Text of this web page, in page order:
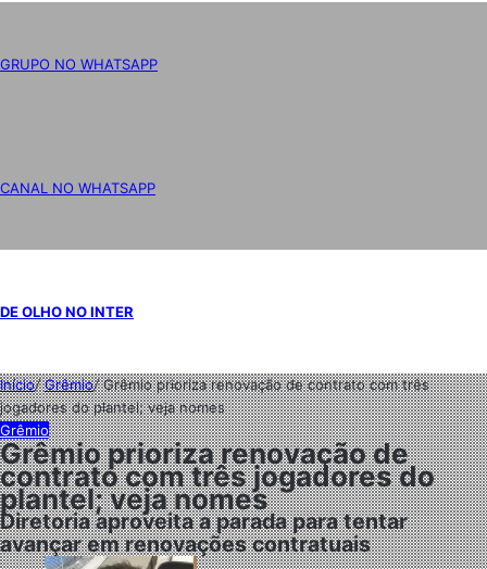
GRUPO NO WHATSAPP
CANAL NO WHATSAPP
DE OLHO NO INTER
Início/Grêmio/Grêmio prioriza renovação de contrato com três
jogadores do plantel; veja nomes
Grêmio
Grêmio prioriza renovação de
contrato com três jogadores do
plantel; veja nomes
Diretoria aproveita a parada para tentar
avançar em renovações contratuais